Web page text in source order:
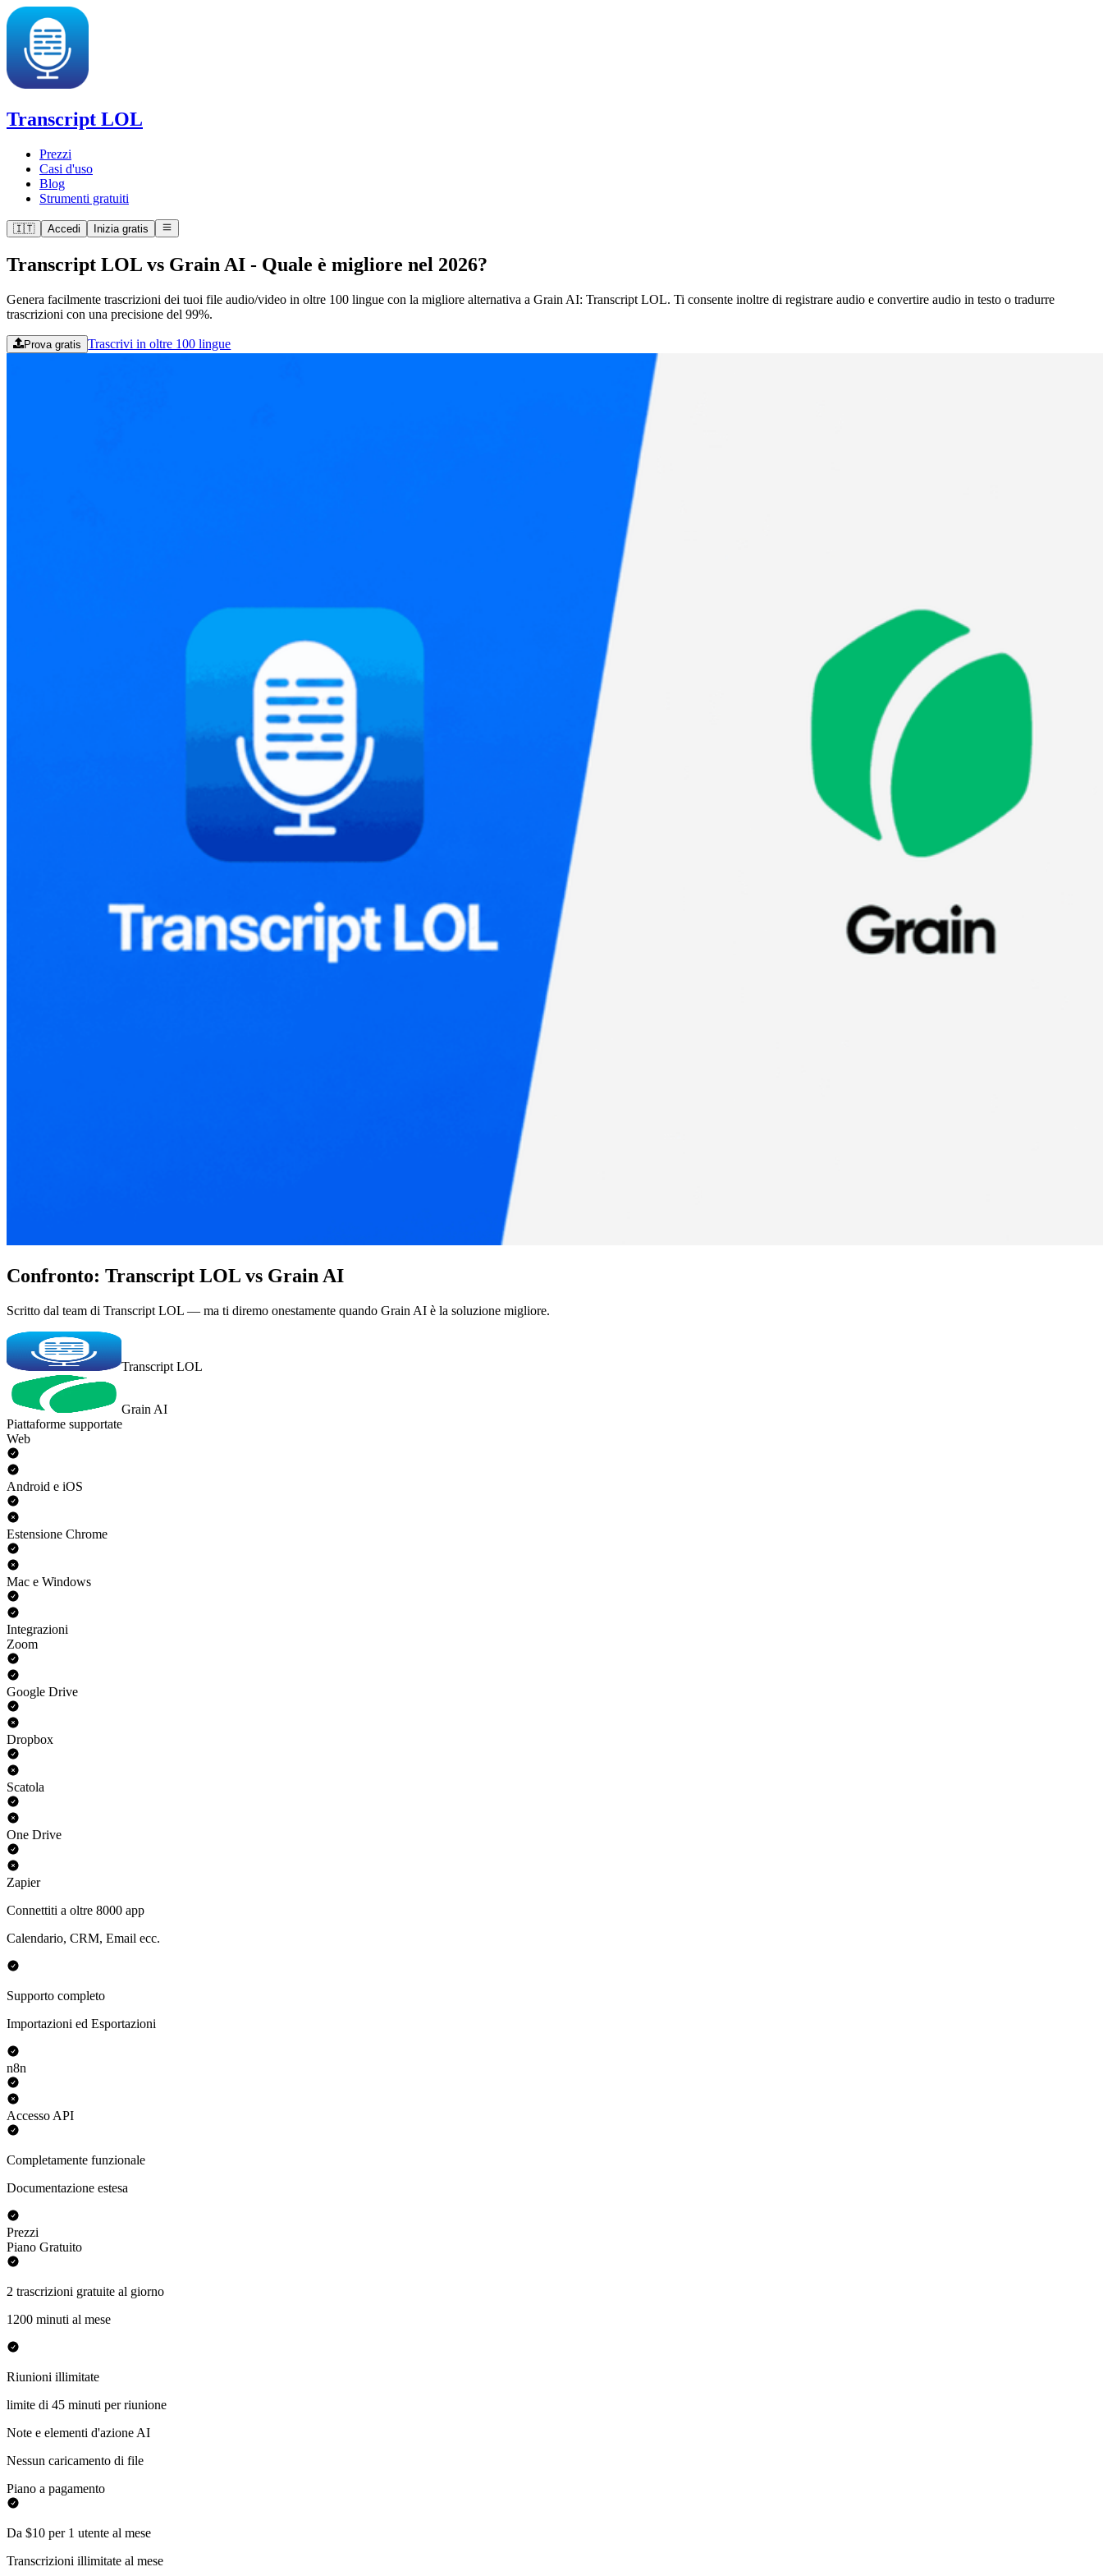
Transcript LOL
Prezzi
Casi d'uso
Blog
Strumenti gratuiti
🇮🇹 Accedi Inizia gratis
Transcript LOL vs Grain AI - Quale è migliore nel 2026?
Genera facilmente trascrizioni dei tuoi file audio/video in oltre 100 lingue con la migliore alternativa a Grain AI: Transcript LOL. Ti consente inoltre di registrare audio e convertire audio in testo o tradurre
trascrizioni con una precisione del 99%.
Prova gratis Trascrivi in oltre 100 lingue
Confronto: Transcript LOL vs Grain AI
Scritto dal team di Transcript LOL — ma ti diremo onestamente quando Grain AI è la soluzione migliore.
Transcript LOL
Grain AI
Piattaforme supportate
Web
Android e iOS
Estensione Chrome
Mac e Windows
Integrazioni
Zoom
Google Drive
Dropbox
Scatola
One Drive
Zapier
Connettiti a oltre 8000 app
Calendario, CRM, Email ecc.
Supporto completo
Importazioni ed Esportazioni
n8n
Accesso API
Completamente funzionale
Documentazione estesa
Prezzi
Piano Gratuito
2 trascrizioni gratuite al giorno
1200 minuti al mese
Riunioni illimitate
limite di 45 minuti per riunione
Note e elementi d'azione AI
Nessun caricamento di file
Piano a pagamento
Da $10 per 1 utente al mese
Transcrizioni illimitate al mese